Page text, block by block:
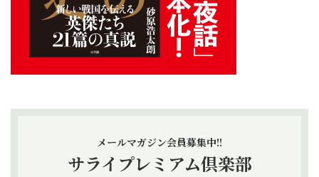
メールマガジン会員募集中!!
サライプレミアム倶楽部